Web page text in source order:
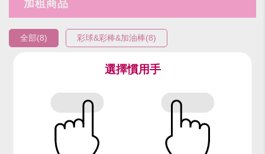
加租商品
全部(8) 彩球&彩棒&加油棒(8)
選擇慣用手